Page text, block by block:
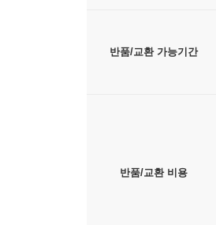
반품/교환 가능기간
반품/교환 비용